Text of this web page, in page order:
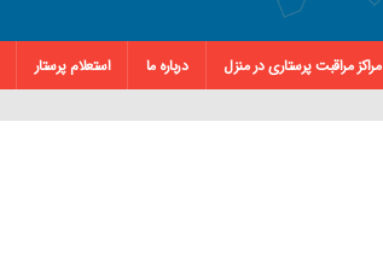
مراکز مراقبت پرستاری در منزل درباره ما استعلام پرستار